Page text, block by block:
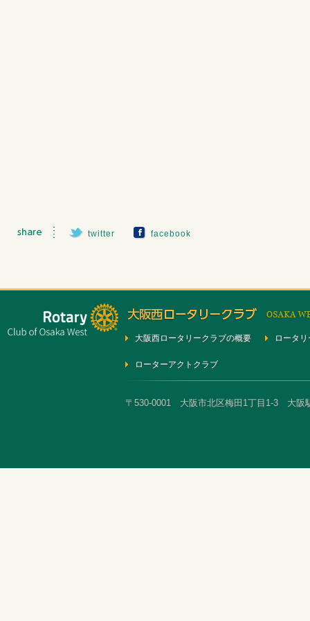
twitter facebook
大阪西ロータリークラブの概要 ロータ
ローターアクトクラブ
〒530-0001 大阪市北区梅田1丁目1-3 大阪